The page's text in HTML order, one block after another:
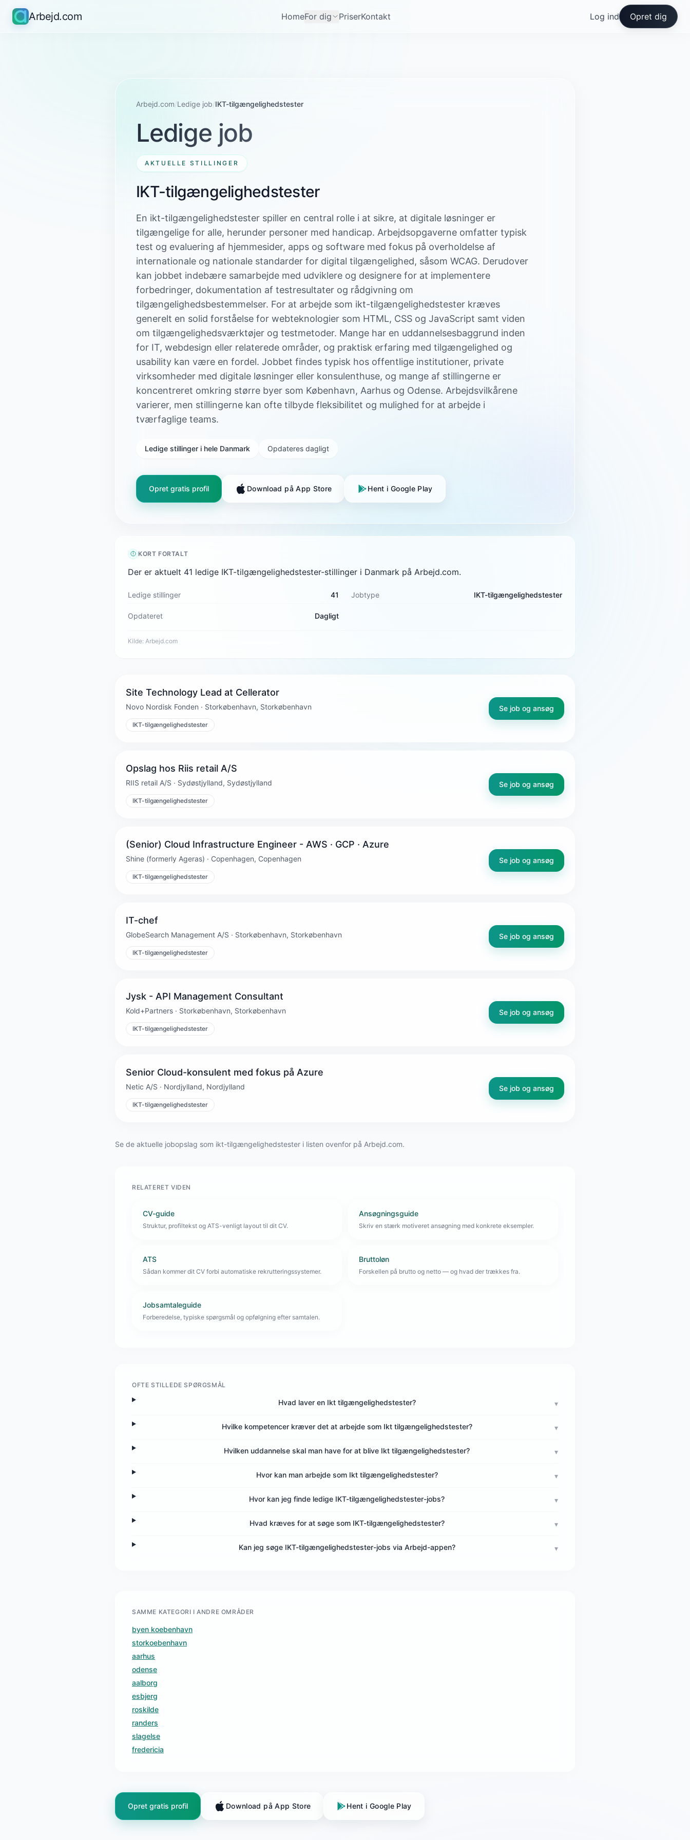
Arbejd.com HomeFor dig PriserKontakt Log ind Opret dig
Arbejd.com/Ledige job/IKT-tilgængelighedstester
Ledige job
AKTUELLE STILLINGER
IKT-tilgængelighedstester
En ikt-tilgængelighedstester spiller en central rolle i at sikre, at digitale løsninger er
tilgængelige for alle, herunder personer med handicap. Arbejdsopgaverne omfatter typisk
test og evaluering af hjemmesider, apps og software med fokus på overholdelse af
internationale og nationale standarder for digital tilgængelighed, såsom WCAG. Derudover
kan jobbet indebære samarbejde med udviklere og designere for at implementere
forbedringer, dokumentation af testresultater og rådgivning om
tilgængelighedsbestemmelser. For at arbejde som ikt-tilgængelighedstester kræves
generelt en solid forståelse for webteknologier som HTML, CSS og JavaScript samt viden
om tilgængelighedsværktøjer og testmetoder. Mange har en uddannelsesbaggrund inden
for IT, webdesign eller relaterede områder, og praktisk erfaring med tilgængelighed og
usability kan være en fordel. Jobbet findes typisk hos offentlige institutioner, private
virksomheder med digitale løsninger eller konsulenthuse, og mange af stillingerne er
koncentreret omkring større byer som København, Aarhus og Odense. Arbejdsvilkårene
varierer, men stillingerne kan ofte tilbyde fleksibilitet og mulighed for at arbejde i
tværfaglige teams.
Ledige stillinger i hele Danmark Opdateres dagligt
Opret gratis profil Download på App Store Hent i Google Play
KORT FORTALT
Der er aktuelt 41 ledige IKT-tilgængelighedstester-stillinger i Danmark på Arbejd.com.
Ledige stillinger 41 Jobtype IKT-tilgængelighedstester
Opdateret Dagligt
Kilde: Arbejd.com
Site Technology Lead at Cellerator
Novo Nordisk Fonden · Storkøbenhavn, Storkøbenhavn
IKT-tilgængelighedstester
Se job og ansøg
Opslag hos Riis retail A/S
RIIS retail A/S · Sydøstjylland, Sydøstjylland
IKT-tilgængelighedstester
Se job og ansøg
(Senior) Cloud Infrastructure Engineer - AWS · GCP · Azure
Shine (formerly Ageras) · Copenhagen, Copenhagen
IKT-tilgængelighedstester
Se job og ansøg
IT-chef
GlobeSearch Management A/S · Storkøbenhavn, Storkøbenhavn
IKT-tilgængelighedstester
Se job og ansøg
Jysk - API Management Consultant
Kold+Partners · Storkøbenhavn, Storkøbenhavn
IKT-tilgængelighedstester
Se job og ansøg
Senior Cloud-konsulent med fokus på Azure
Netic A/S · Nordjylland, Nordjylland
IKT-tilgængelighedstester
Se job og ansøg
Se de aktuelle jobopslag som ikt-tilgængelighedstester i listen ovenfor på Arbejd.com.
RELATERET VIDEN
CV-guide
Struktur, profiltekst og ATS-venligt layout til dit CV.
Ansøgningsguide
Skriv en stærk motiveret ansøgning med konkrete eksempler.
ATS
Sådan kommer dit CV forbi automatiske rekrutteringssystemer.
Bruttoløn
Forskellen på brutto og netto — og hvad der trækkes fra.
Jobsamtaleguide
Forberedelse, typiske spørgsmål og opfølgning efter samtalen.
OFTE STILLEDE SPØRGSMÅL
Hvad laver en Ikt tilgængelighedstester? ▾
Hvilke kompetencer kræver det at arbejde som Ikt tilgængelighedstester? ▾
Hvilken uddannelse skal man have for at blive Ikt tilgængelighedstester? ▾
Hvor kan man arbejde som Ikt tilgængelighedstester? ▾
Hvor kan jeg finde ledige IKT-tilgængelighedstester-jobs? ▾
Hvad kræves for at søge som IKT-tilgængelighedstester? ▾
Kan jeg søge IKT-tilgængelighedstester-jobs via Arbejd-appen? ▾
SAMME KATEGORI I ANDRE OMRÅDER
byen koebenhavn
storkoebenhavn
aarhus
odense
aalborg
esbjerg
roskilde
randers
slagelse
fredericia
Opret gratis profil Download på App Store Hent i Google Play